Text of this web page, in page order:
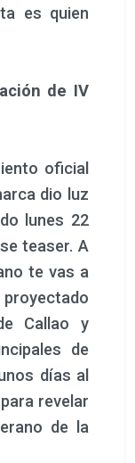
es quien
de IV
oficial
dio luz
lunes 22
teaser. A
te vas a
Callao y
de
días al
revelar
de la